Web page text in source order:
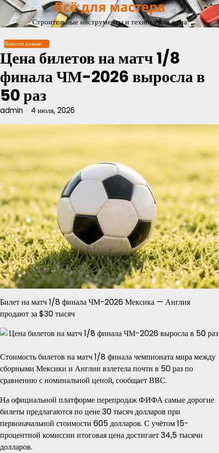
Перейти
содержимому
Всё для мастера
Строительные инструменты и техника для дома
Новости разные
Цена билетов на матч 1/8
финала ЧМ-2026 выросла в
50 раз
admin 4 июля, 2026
Билет на матч 1/8 финала ЧМ-2026 Мексика — Англия
продают за $30 тысяч
Стоимость билетов на матч 1/8 финала чемпионата мира между
сборными Мексики и Англии взлетела почти в 50 раз по
сравнению с номинальной ценой, сообщает ВВС.
На официальной платформе перепродаж ФИФА самые дорогие
билеты предлагаются по цене 30 тысяч долларов при
первоначальной стоимости 605 долларов. С учётом 15-
процентной комиссии итоговая цена достигает 34,5 тысячи
долларов.